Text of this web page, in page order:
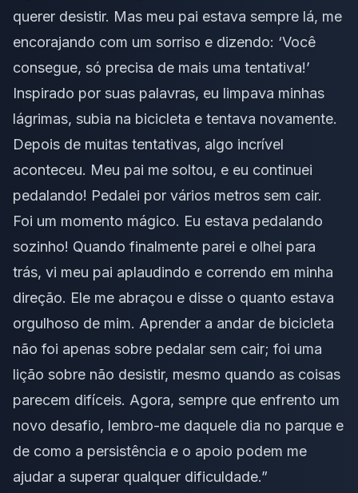
querer desistir. Mas meu pai estava sempre lá, me
encorajando com um sorriso e dizendo: ‘Você
consegue, só precisa de mais uma tentativa!’
Inspirado por suas palavras, eu limpava minhas
lágrimas, subia na bicicleta e tentava novamente.
Depois de muitas tentativas, algo incrível
aconteceu. Meu pai me soltou, e eu continuei
pedalando! Pedalei por vários metros sem cair.
Foi um momento mágico. Eu estava pedalando
sozinho! Quando finalmente parei e olhei para
trás, vi meu pai aplaudindo e correndo em minha
direção. Ele me abraçou e disse o quanto estava
orgulhoso de mim. Aprender a andar de bicicleta
não foi apenas sobre pedalar sem cair; foi uma
lição sobre não desistir, mesmo quando as coisas
parecem difíceis. Agora, sempre que enfrento um
novo desafio, lembro-me daquele dia no parque e
de como a persistência e o apoio podem me
ajudar a superar qualquer dificuldade.”